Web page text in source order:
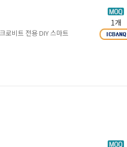
로비트 전용 DIY 스마트
1개